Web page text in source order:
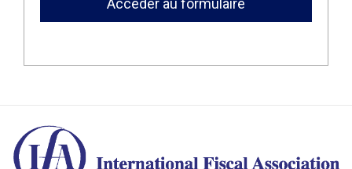
Accéder au formulaire